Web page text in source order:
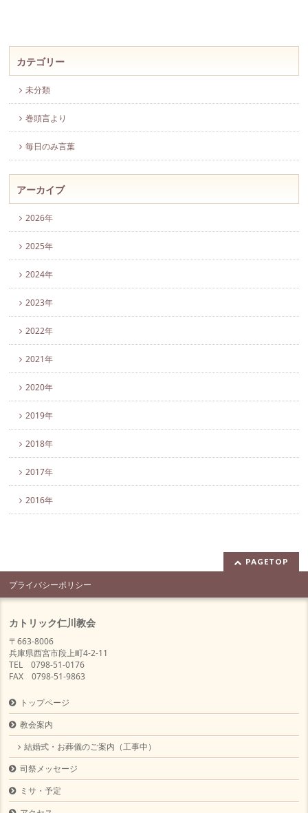
カテゴリー
未分類
巻頭言より
毎日のみ言葉
アーカイブ
2026年
2025年
2024年
2023年
2022年
2021年
2020年
2019年
2018年
2017年
2016年
PAGETOP
プライバシーポリシー
カトリック仁川教会
〒663-8006
兵庫県西宮市段上町4-2-11
TEL 0798-51-0176
FAX 0798-51-9863
トップページ
教会案内
結婚式・お葬儀のご案内（工事中）
司祭メッセージ
ミサ・予定